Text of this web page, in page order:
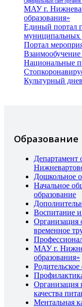
МАУ г.
образования»
Единый портал
муниципальных
Портал
Взаимообучение
Национальные
Культурный
Образование
Департамент
Дошкольное
Начальное
образование
Воспитание и
Организация
временное
МАУ г.
образования»
Организация
качества
Ментальная